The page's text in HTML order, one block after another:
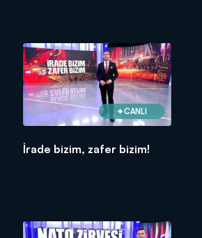
CANLI
İrade bizim, zafer bizim!